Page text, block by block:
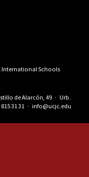
de Alarcón, 49 · Urb.
815 31 31 · info@ucjc.edu